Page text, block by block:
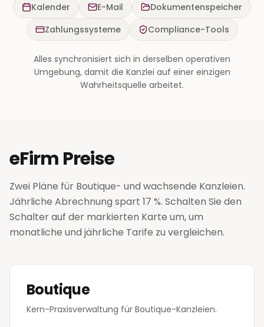
Kalender E-Mail
Dokumentenspeicher
Zahlungssysteme
Compliance-Tools
Alles synchronisiert sich in derselben operativen
Umgebung, damit die Kanzlei auf einer einzigen
Wahrheitsquelle arbeitet.
eFirm Preise
Zwei Pläne für Boutique- und wachsende Kanzleien.
Jährliche Abrechnung spart 17 %. Schalten Sie den
Schalter auf der markierten Karte um, um
monatliche und jährliche Tarife zu vergleichen.
Boutique
Kern-Praxisverwaltung für Boutique-Kanzleien.